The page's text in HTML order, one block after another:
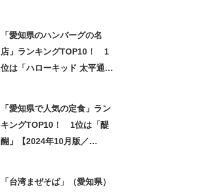
「愛知県のハンバーグの名
店」ランキングTOP10！ 1
位は「ハローキッド 太平通
「愛知県で人気の定食」ラン
キングTOP10！ 1位は「醍
醐」【2024年10月版／
「台湾まぜそば」（愛知県）